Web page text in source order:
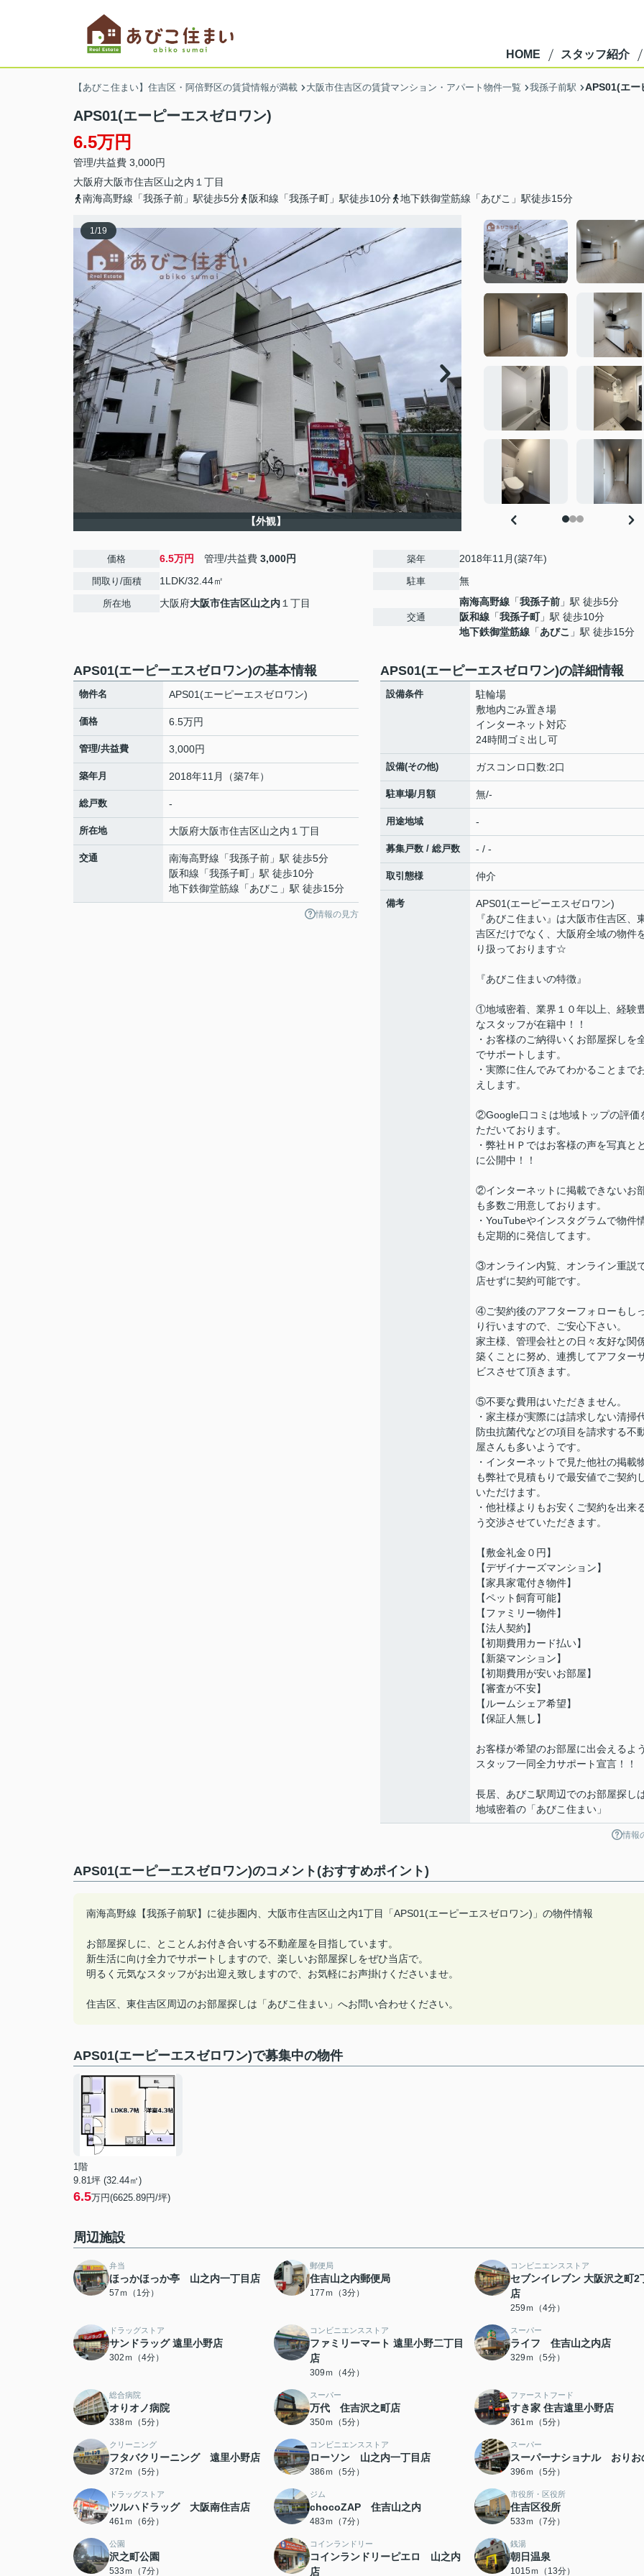
HOME スタッフ紹介
【あびこ住まい】住吉区・阿倍野区の賃貸情報が満載 大阪市住吉区の賃貸マンション・アパート物件一覧 我孫子前駅 APS01(エー
APS01(エーピーエスゼロワン)
6.5万円
管理/共益費 3,000円
大阪府大阪市住吉区山之内 １丁目
南海高野線「我孫子前」駅徒歩5分
阪和線「我孫子町」駅徒歩10分 地下鉄御堂筋線「あびこ」駅徒歩15分
1/19
【外観】
価格 6.5万円 管理/共益費 3,000円
間取り/面積 1LDK/32.44㎡
所在地 大阪府大阪市住吉区山之内 １丁目
築年 2018年11月(築7年)
駐車 無
交通
南海高野線 「我孫子前 」駅 徒歩5分
阪和線 「我孫子町」駅 徒歩10分
地下鉄御堂筋線 「あびこ 」駅 徒歩15分
APS01(エーピーエスゼロワン)の基本情報
物件名 APS01(エーピーエスゼロワン)
価格 6.5万円
管理/共益費 3,000円
築年月 2018年11月（築7年）
総戸数 -
所在地 大阪府大阪市住吉区山之内 １丁目
交通 南海高野線 「我孫子前 」駅 徒歩5分
阪和線 「我孫子町 」駅 徒歩10分
地下鉄御堂筋線 「あびこ 」駅 徒歩15分
情報の見方
APS01(エーピーエスゼロワン)の詳細情報
設備条件
駐輪場
敷地内ごみ置き場
インターネット対応
24時間ゴミ出し可
設備(その他) ガスコンロ口数:2口
駐車場/月額 無/-
用途地域 -
募集戸数 / 総戸数 - / -
取引態様 仲介
備考
APS01(エーピーエスゼロワン)
『あびこ住まい』は大阪市住吉区、
吉区だけでなく、大阪府全域の物件
り扱っております☆
『あびこ住まいの特徴』
①地域密着、業界１０年以上、経験
なスタッフが在籍中！！
・お客様のご納得いくお部屋探しを
でサポートします。
・実際に住んでみてわかることまで
えします。
②Google口コミは地域トップの評価
ただいております。
・弊社ＨＰではお客様の声を写真と
に公開中！！
②インターネットに掲載できないお
も多数ご用意しております。
・YouTubeやインスタグラムで物件
も定期的に発信してます。
③オンライン内覧、オンライン重説
店せずに契約可能です。
④ご契約後のアフターフォローもし
り行いますので、ご安心下さい。
家主様、管理会社との日々友好な関
築くことに努め、連携してアフター
ビスさせて頂きます。
⑤不要な費用はいただきません。
・家主様が実際には請求しない清掃
防虫抗菌代などの項目を請求する不
屋さんも多いようです。
・インターネットで見た他社の掲載
も弊社で見積もりで最安値でご契約
いただけます。
・他社様よりもお安くご契約を出来
う交渉させていただきます。
【敷金礼金０円】
【デザイナーズマンション】
【家具家電付き物件】
【ペット飼育可能】
【ファミリー物件】
【法人契約】
【初期費用カード払い】
【新築マンション】
【初期費用が安いお部屋】
【審査が不安】
【ルームシェア希望】
【保証人無し】
お客様が希望のお部屋に出会えるよ
スタッフ一同全力サポート宣言！！
長居、あびこ駅周辺でのお部屋探し
地域密着の「あびこ住まい」
情報
APS01(エーピーエスゼロワン)のコメント(おすすめポイント)
南海高野線【我孫子前駅】に徒歩圏内、大阪市住吉区山之内1丁目「APS01(エーピーエスゼロワン)」の物件情報
お部屋探しに、とことんお付き合いする不動産屋を目指しています。
新生活に向け全力でサポートしますので、楽しいお部屋探しをぜひ当店で。
明るく元気なスタッフがお出迎え致しますので、お気軽にお声掛けくださいませ。
住吉区、東住吉区周辺のお部屋探しは「あびこ住まい」へお問い合わせください。
APS01(エーピーエスゼロワン)で募集中の物件
1階
9.81坪 (32.44㎡)
6.5万円(6625.89円/坪)
周辺施設
弁当
ほっかほっか亭 山之内一丁目店
57ｍ（1分）
郵便局
住吉山之内郵便局
177ｍ（3分）
コンビニエンスストア
セブンイレブン 大阪沢之町2
店
259ｍ（4分）
ドラッグストア
サンドラッグ 遠里小野店
302ｍ（4分）
コンビニエンスストア
ファミリーマート 遠里小野二丁目
店
309ｍ（4分）
スーパー
ライフ 住吉山之内店
329ｍ（5分）
総合病院
オりオノ病院
338ｍ（5分）
スーパー
万代 住吉沢之町店
350ｍ（5分）
ファーストフード
すき家 住吉遠里小野店
361ｍ（5分）
クリーニング
フタバクリーニング 遠里小野店
372ｍ（5分）
コンビニエンスストア
ローソン 山之内一丁目店
386ｍ（5分）
スーパー
スーパーナショナル おりお
396ｍ（5分）
ドラッグストア
ツルハドラッグ 大阪南住吉店
461ｍ（6分）
ジム
chocoZAP 住吉山之内
483ｍ（7分）
市役所・区役所
住吉区役所
533ｍ（7分）
公園
沢之町公園
533ｍ（7分）
コインランドリー
コインランドリーピエロ 山之内
店
銭湯
朝日温泉
1015ｍ（13分）